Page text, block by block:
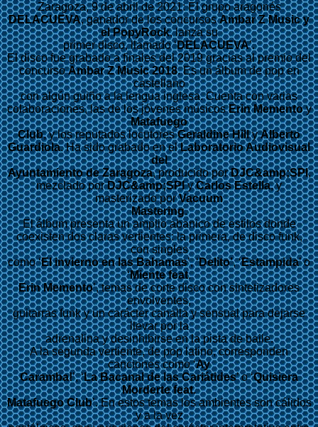
Zaragoza, 9 de abril de 2021: El grupo aragonés
DELACUEVA, ganador de los concursosAmbar Z Music y
el PopyRock, lanza su
primer disco, llamado ‘DELACUEVA’.
El disco fue grabado a finales del 2019 gracias al premio del
concursoAmbar Z Music 2018. Es un álbum de pop en
castellano
con algún guiño a la lengua inglesa. Cuenta con varias
colaboraciones, las de los jóvenes músicosErin Mementoy
Matafuego
Club, y los reputados locutoresGeraldine HillyAlberto
Guardiola. Ha sido grabado en elLaboratorio Audiovisual
del
Ayuntamiento de Zaragoza, producido porDJC&amp;SPI,
mezclado porDJC&amp;SPIyCarlos Estella, y
masterizado porVacuum
Mastering.
El álbum presenta un amplio abanico de estilos donde
coexisten dos claras vertientes: la primera, de disco funk,
con singles
como ‘El invierno en las Bahamas’, ‘Delito’, ‘Estampida’ o
‘Miente feat.
Erin Memento’, temas de corte disco con sintetizadores
envolventes,
guitarras funk y un carácter canalla y sensual para dejarse
llevar por la
adrenalina y desinhibirse en la pista de baile.
A la segunda vertiente, de pop latino, corresponden
canciones como ‘Ay
Caramba!’, ‘La Bacanal de las Cariátides’ o ‘Quisiera
Morderte feat.
Matafuego Club’. En estos temas los ambientes son cálidos
y a la vez